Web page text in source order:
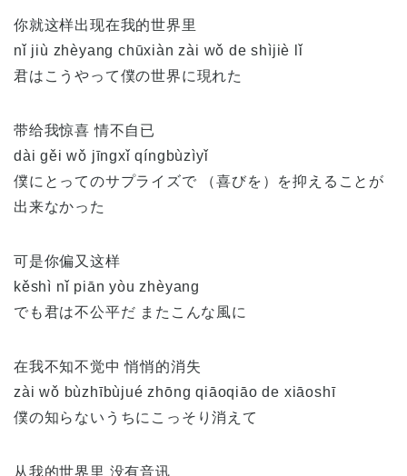
你就这样出现在我的世界里
nǐ jiù zhèyang chūxiàn zài wǒ de shìjiè lǐ
君はこうやって僕の世界に現れた
带给我惊喜 情不自已
dài gěi wǒ jīngxǐ qíngbùzìyǐ
僕にとってのサプライズで （喜びを）を抑えることが
出来なかった
可是你偏又这样
kěshì nǐ piān yòu zhèyang
でも君は不公平だ またこんな風に
在我不知不觉中 悄悄的消失
zài wǒ bùzhībùjué zhōng qiāoqiāo de xiāoshī
僕の知らないうちにこっそり消えて
从我的世界里 没有音讯